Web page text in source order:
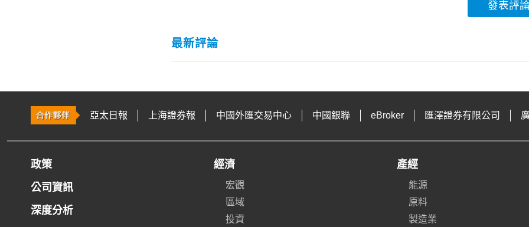
發表評
最新評論
亞太日報 上海證券報 中國外匯交易中心 中國銀聯 eBroker 匯澤證券有限公司
政策
公司資訊
深度分析
經濟
宏觀
區域
投資
產經
能源
原料
製造業